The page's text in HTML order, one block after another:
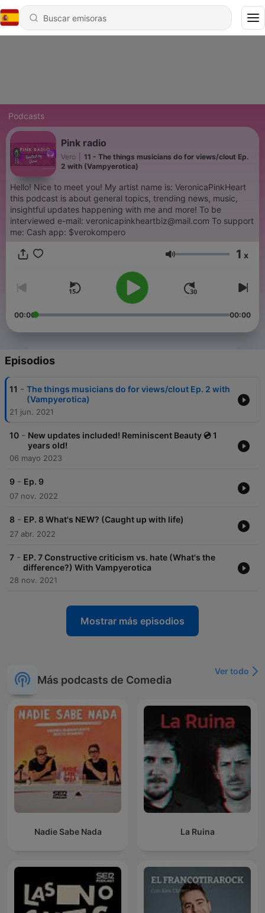
Podcasts
Pink radio
Vero
11 - The things musicians do for views/clout Ep.
2 with (Vampyerotica)
Hello! Nice to meet you! My artist name is: VeronicaPinkHeart
this podcast is about general topics, trending news, music,
insightful updates happening with me and more! To be
interviewed e-mail: veronicapinkheartbiz@mail.com To support
me: Cash app: $verokompero
Volumen 1 x
00:00 00:00
Episodios
11 - The things musicians do for views/clout Ep. 2 with
(Vampyerotica)
21 jun. 2021
10 - New updates included! Reminiscent Beauty 💿 1
years old!
06 mayo 2023
9 - Ep. 9
07 nov. 2022
8 - EP. 8 What's NEW? (Caught up with life)
27 abr. 2022
7 - EP. 7 Constructive criticism vs. hate (What's the
difference?) With Vampyerotica
28 nov. 2021
Mostrar más episodios
Más podcasts de Comedia
Ver todo
Nadie Sabe Nada La Ruina